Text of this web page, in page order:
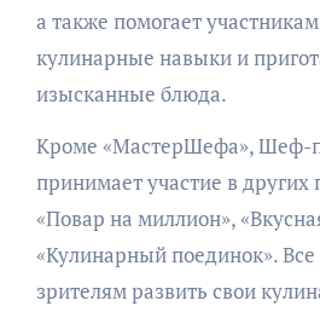
а также помогает
кулинарные навыки и
изысканные блюда.
Кроме «МастерШефа», Шеф-
принимает участие в других
«Повар на миллион»,
«Кулинарный поединок».
зрителям развить свои